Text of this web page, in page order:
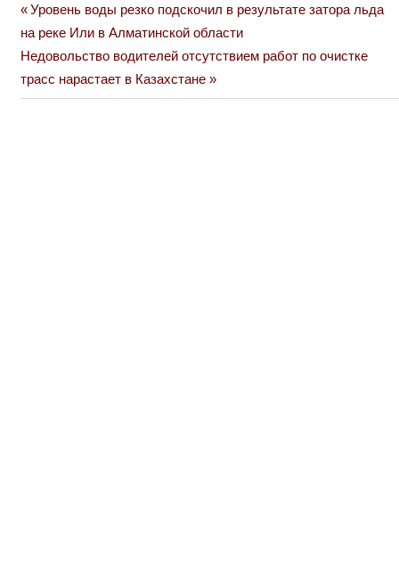
Навигация
по
записям
Previous
Post:
Уровень воды резко подскочил в результате затора льда
на реке Или в Алматинской области
Next
Post:
Недовольство водителей отсутствием работ по очистке
трасс нарастает в Казахстане